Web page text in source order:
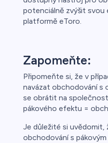
potenciálně zvýšit svou
platformě eToro.
Zapomeňte:
Připomeňte si, že v
navázat obchodování s
se obrátit na
pákového efektu =
Je důležité si uvědomit,
obchodování s